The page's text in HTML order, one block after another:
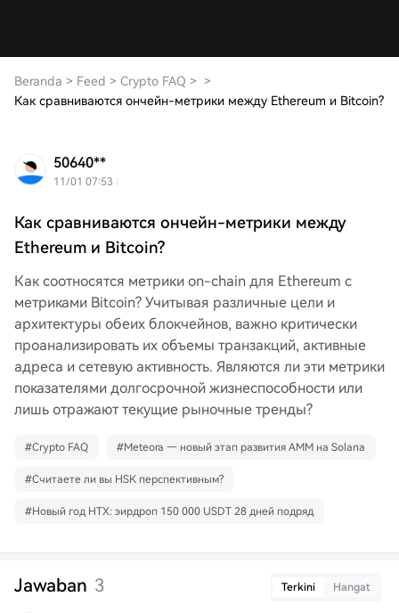
Beranda > Feed > Crypto FAQ > >
Как сравниваются ончейн-метрики между Ethereum и Bitcoin?
50640**
11/01 07:53
Как сравниваются ончейн-метрики между
Ethereum и Bitcoin?
Как соотносятся метрики on-chain для Ethereum с
метриками Bitcoin? Учитывая различные цели и
архитектуры обеих блокчейнов, важно критически
проанализировать их объемы транзакций, активные
адреса и сетевую активность. Являются ли эти метрики
показателями долгосрочной жизнеспособности или
лишь отражают текущие рыночные тренды?
#Crypto FAQ #Meteora — новый этап развития AMM на Solana
#Считаете ли вы HSK перспективным?
#Новый год HTX: эирдроп 150 000 USDT 28 дней подряд
Jawaban 3 Terkini Hangat